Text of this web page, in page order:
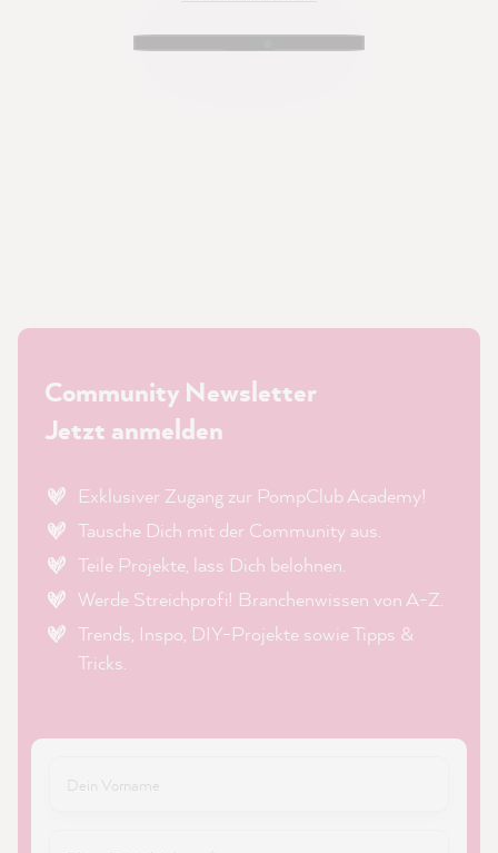
Community Newsletter
Jetzt anmelden
Exklusiver Zugang zur PompClub Academy!
Tausche Dich mit der Community aus.
Teile Projekte, lass Dich belohnen.
Werde Streichprofi! Branchenwissen von A-Z.
Trends, Inspo, DIY-Projekte sowie Tipps &
Tricks.